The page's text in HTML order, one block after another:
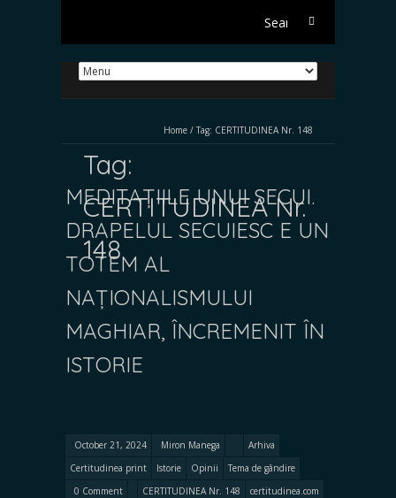
Search
Home / Tag: CERTITUDINEA Nr. 148
Tag:
CERTITUDINEA Nr.
148
MEDITAȚIILE UNUI SECUI.
DRAPELUL SECUIESC E UN
TOTEM AL
NAȚIONALISMULUI
MAGHIAR, ÎNCREMENIT ÎN
ISTORIE
October 21, 2024 Miron Manega
Arhiva
Certitudinea print
Istorie Opinii
Tema de gândire
0 Comment
CERTITUDINEA Nr. 148
certitudinea.com